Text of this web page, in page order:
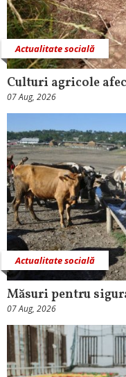
Actualitate socială
Culturi agricole
07 Aug, 2026
Actualitate socială
Măsuri pentru
07 Aug, 2026